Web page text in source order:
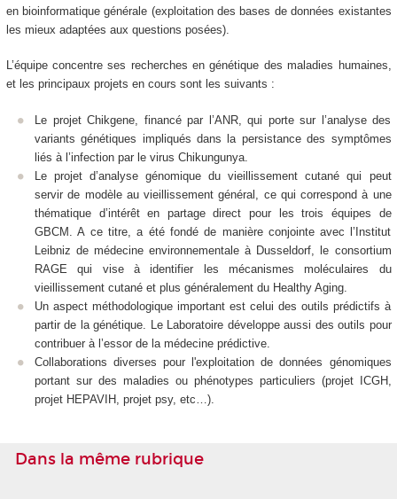
en bioinformatique générale (exploitation des bases de données existantes
les mieux adaptées aux questions posées).
L’équipe concentre ses recherches en génétique des maladies humaines,
et les principaux projets en cours sont les suivants :
Le projet Chikgene, financé par l’ANR, qui porte sur l’analyse des
variants génétiques impliqués dans la persistance des symptômes
liés à l’infection par le virus Chikungunya.
Le projet d’analyse génomique du vieillissement cutané qui peut
servir de modèle au vieillissement général, ce qui correspond à une
thématique d’intérêt en partage direct pour les trois équipes de
GBCM. A ce titre, a été fondé de manière conjointe avec l’Institut
Leibniz de médecine environnementale à Dusseldorf, le consortium
RAGE qui vise à identifier les mécanismes moléculaires du
vieillissement cutané et plus généralement du Healthy Aging.
Un aspect méthodologique important est celui des outils prédictifs à
partir de la génétique. Le Laboratoire développe aussi des outils pour
contribuer à l’essor de la médecine prédictive.
Collaborations diverses pour l'exploitation de données génomiques
portant sur des maladies ou phénotypes particuliers (projet ICGH,
projet HEPAVIH, projet psy, etc…).
Dans la même rubrique